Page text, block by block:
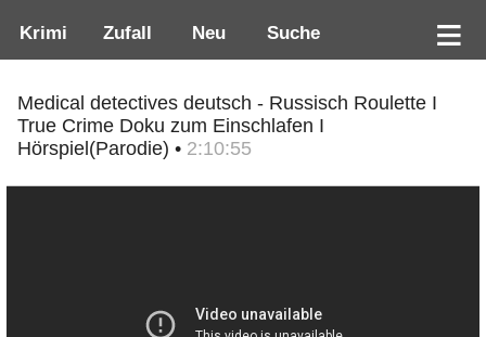
Krimi Zufall Neu Suche
Medical detectives deutsch - Russisch Roulette I
True Crime Doku zum Einschlafen I
Hörspiel(Parodie) • 2:10:55